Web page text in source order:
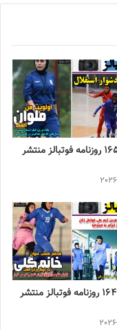
فوتبال استان‌ها، تاریخ
دنبال کنید
شماره 1650 روزنامه فوتبالز منتشر
شماره 1648 روزنامه فوتبالز منتشر